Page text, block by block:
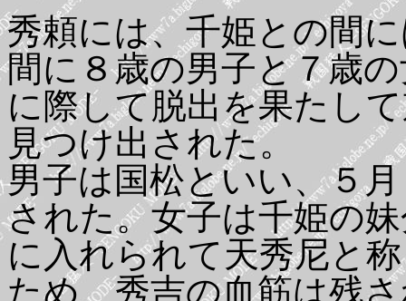
秀頼には、千姫との間
間に８歳の男子と７歳
に際して脱出を果たし
見つけ出された。
男子は国松といい、５
された。女子は千姫の
に入れられて天秀尼と
ため、秀吉の血筋は残